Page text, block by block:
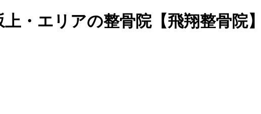
・エリアの整骨院【飛翔整骨院